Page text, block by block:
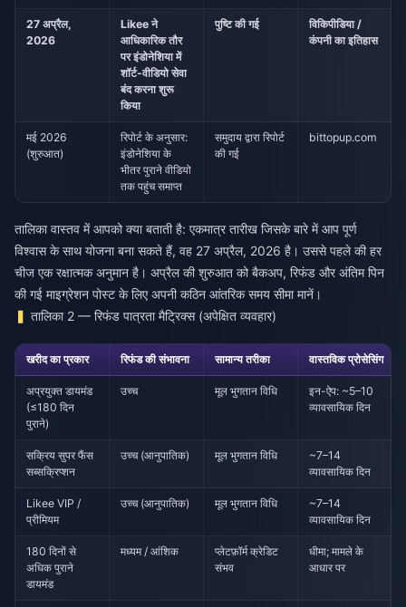
27 अप्रैल,
2026
Likee ने
आधिकारिक तौर
पर इंडोनेशिया में
शॉर्ट-वीडियो सेवा
बंद करना शुरू
किया
पुष्टि की गई
विकिपीडिया /
कंपनी का इतिहास
मई 2026
(शुरुआत)
रिपोर्ट के अनुसार:
इंडोनेशिया के
भीतर पुराने वीडियो
तक पहुंच समाप्त
समुदाय द्वारा रिपोर्ट
की गई
bittopup.com
तालिका वास्तव में आपको क्या बताती है: एकमात्र तारीख जिसके बारे में आप पूर्ण
विश्वास के साथ योजना बना सकते हैं, वह 27 अप्रैल, 2026 है। उससे पहले की हर
चीज एक रक्षात्मक अनुमान है। अप्रैल की शुरुआत को बैकअप, रिफंड और अंतिम पिन
की गई माइग्रेशन पोस्ट के लिए अपनी कठिन आंतरिक समय सीमा मानें।
तालिका 2 — रिफंड पात्रता मैट्रिक्स (अपेक्षित व्यवहार)
खरीद का प्रकार रिफंड की संभावना सामान्य तरीका वास्तविक प्रोसेसिंग
अप्रयुक्त डायमंड
(≤180 दिन
पुराने)
उच्च मूल भुगतान विधि
इन-ऐप: ~5–10
व्यावसायिक दिन
सक्रिय सुपर फैंस
सब्सक्रिप्शन
उच्च (आनुपातिक) मूल भुगतान विधि
~7–14
व्यावसायिक दिन
Likee VIP /
प्रीमियम
उच्च (आनुपातिक) मूल भुगतान विधि
~7–14
व्यावसायिक दिन
180 दिनों से
अधिक पुराने
डायमंड
मध्यम / आंशिक
प्लेटफ़ॉर्म क्रेडिट
संभव
धीमा; मामले के
आधार पर